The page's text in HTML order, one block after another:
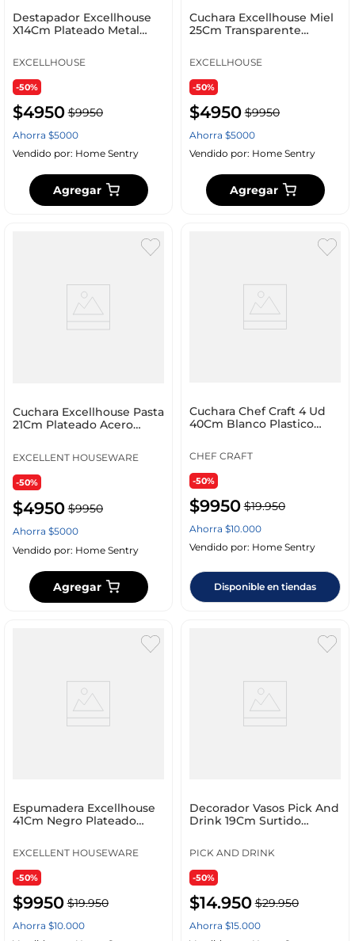
Destapador Excellhouse
X14Cm Plateado Metal
EXCELLHOUSE
-50%
$4950 $9950
Ahorra $5000
Vendido por: Home Sentry
Agregar
Cuchara Excellhouse Miel
25Cm Transparente
EXCELLHOUSE
-50%
$4950 $9950
Ahorra $5000
Vendido por: Home Sentry
Agregar
Cuchara Excellhouse Pasta
21Cm Plateado Acero
EXCELLENT HOUSEWARE
-50%
$4950 $9950
Ahorra $5000
Vendido por: Home Sentry
Agregar
Cuchara Chef Craft 4 Ud
40Cm Blanco Plastico
CHEF CRAFT
-50%
$9950 $19.950
Ahorra $10.000
Vendido por: Home Sentry
Disponible en tiendas
Espumadera Excellhouse
41Cm Negro Plateado
EXCELLENT HOUSEWARE
-50%
$9950 $19.950
Ahorra $10.000
Decorador Vasos Pick And
Drink 19Cm Surtido
PICK AND DRINK
-50%
$14.950 $29.950
Ahorra $15.000